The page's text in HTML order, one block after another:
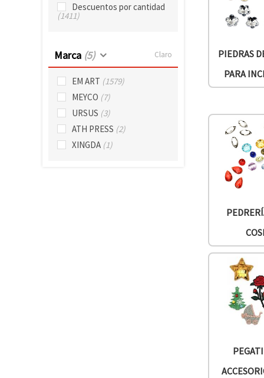
Descuentos por cantidad
(1411)
Marca (5) Claro
EM ART (1579)
MEYCO (7)
URSUS (3)
ATH PRESS (2)
XINGDA (1)
PIEDRAS
PARA